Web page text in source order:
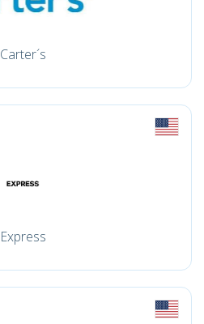
Carter´s
Express